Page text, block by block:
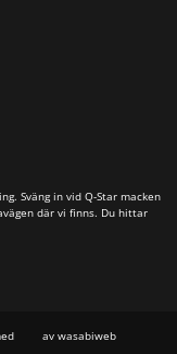
Sväng in vid Q-Star macken
där vi finns. Du hittar
av wasabiweb